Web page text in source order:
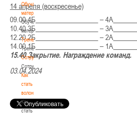
Обучающие
материалы
Обучающие
материалы
Тренерам
Тренерам
Сотрудничество
Сотрудничество
Как
стать
волонтером
Как
стать
14 апреля (воскресенье)
09.00 4Б__________________ –
10.40 3Б__________________ –
12.20 2Б__________________ –
14.00 1Б__________________ –
15.40 Закрытие. Награждение команд.
03.04.2024